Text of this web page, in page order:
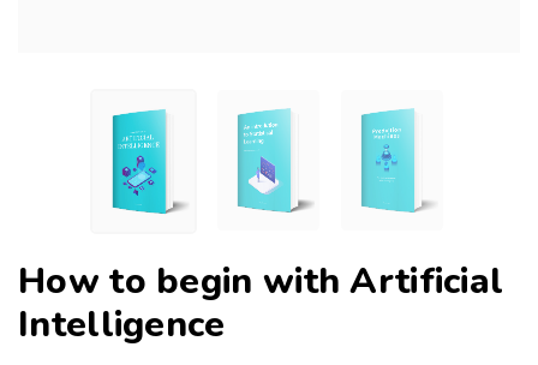
How to begin with Artificial
Intelligence